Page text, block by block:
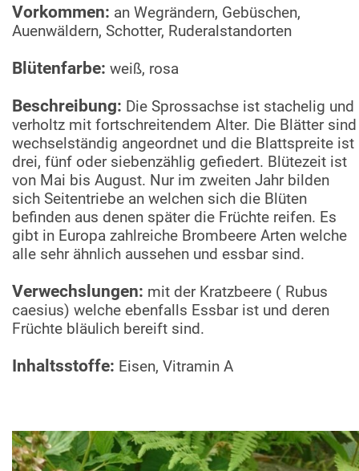
Vorkommen: an Wegrändern, Gebüschen,
Auenwäldern, Schotter, Ruderalstandorten
Blütenfarbe: weiß, rosa
Beschreibung: Die Sprossachse ist stachelig und
verholtz mit fortschreitendem Alter. Die Blätter sind
wechselständig angeordnet und die Blattspreite ist
drei, fünf oder siebenzählig gefiedert. Blütezeit ist
von Mai bis August. Nur im zweiten Jahr bilden
sich Seitentriebe an welchen sich die Blüten
befinden aus denen später die Früchte reifen. Es
gibt in Europa zahlreiche Brombeere Arten welche
alle sehr ähnlich aussehen und essbar sind.
Verwechslungen: mit der Kratzbeere ( Rubus
caesius) welche ebenfalls Essbar ist und deren
Früchte bläulich bereift sind.
Inhaltsstoffe: Eisen, Vitramin A